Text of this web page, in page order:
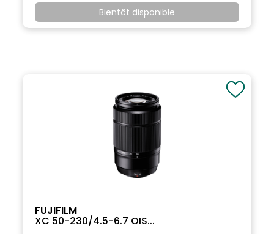
Bientôt disponible
FUJIFILM
XC 50-230/4.5-6.7 OIS...